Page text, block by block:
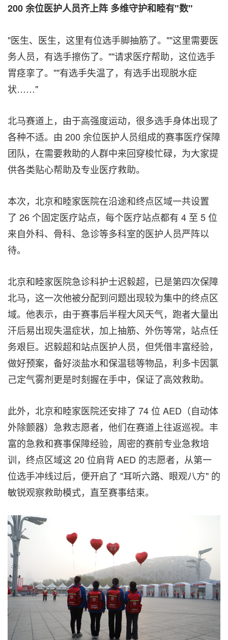
200 余位医护人员齐上阵 多维守护和睦有"数"
"医生、医生，这里有位选手脚抽筋了。""这里需要医
务人员，有选手擦伤了。""请求医疗帮助，这位选手
胃痉挛了。""有选手失温了，有选手出现脱水症
状……"
北马赛道上，由于高强度运动，很多选手身体出现了
各种不适。由 200 余位医护人员组成的赛事医疗保障
团队，在需要救助的人群中来回穿梭忙碌，为大家提
供各类贴心帮助及专业医疗救助。
本次，北京和睦家医院在沿途和终点区域一共设置
了 26 个固定医疗站点，每个医疗站点都有 4 至 5 位
来自外科、骨科、急诊等多科室的医护人员严阵以
待。
北京和睦家医院急诊科护士迟毅超，已是第四次保障
北马，这一次他被分配到问题出现较为集中的终点区
域。他表示，由于赛事后半程大风天气，跑者大量出
汗后易出现失温症状，加上抽筋、外伤等常，站点任
务艰巨。迟毅超和站点医护人员，但凭借丰富经验，
做好预案，备好淡盐水和保温毯等物品，利多卡因氯
己定气雾剂更是时刻握在手中，保证了高效救助。
此外，北京和睦家医院还安排了 74 位 AED（自动体
外除颤器）急救志愿者，他们在赛道上往返巡视。丰
富的急救和赛事保障经验，周密的赛前专业急救培
训，终点区域这 20 位肩背 AED 的志愿者，从第一
位选手冲线过后，便开启了 "耳听六路、眼观八方" 的
敏锐观察救助模式，直至赛事结束。